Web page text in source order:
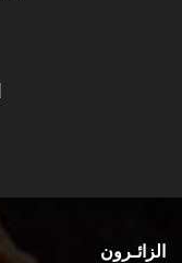
الزائـرون